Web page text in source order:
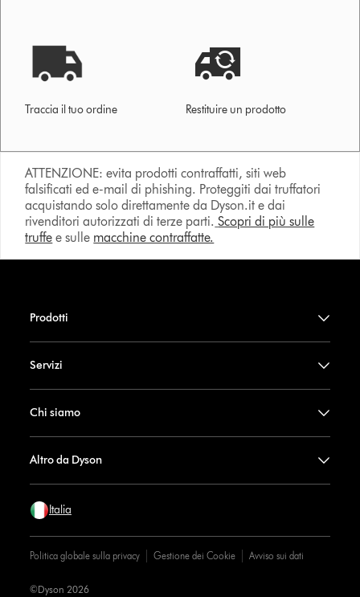
Traccia il tuo ordine Restituire un prodotto
ATTENZIONE: evita prodotti contraffatti, siti web
falsificati ed e-mail di phishing. Proteggiti dai truffatori
acquistando solo direttamente da Dyson.it e dai
rivenditori autorizzati di terze parti. Scopri di più sulle
truffe e sulle macchine contraffatte.
Prodotti
Servizi
Chi siamo
Altro da Dyson
Italia
Politica globale sulla privacy Gestione dei Cookie Avviso sui dati
©Dyson 2026